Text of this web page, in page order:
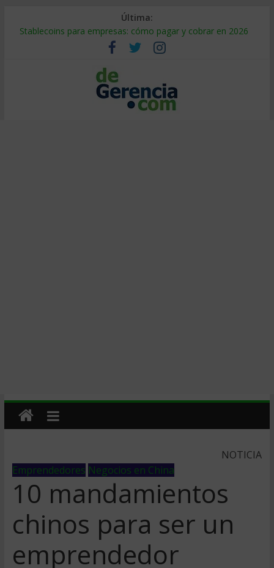
Última:
Stablecoins para empresas: cómo pagar y cobrar en 2026
Despido silencioso: qué es y por qué sale tan caro
IA en selección de personal: cómo auditarla a tiempo
Trabajo forzoso en la cadena de suministro: qué hacer
Mercado hispano de EE. UU.: cómo segmentarlo y venderle
NOTICIA
Emprendedores Negocios en China
10 mandamientos
chinos para ser un
emprendedor